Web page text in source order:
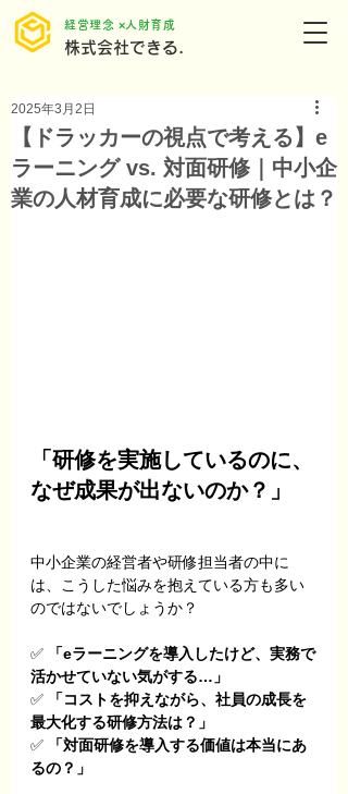
株式会社できる.
​経営理念 ×人財育成
【ドラッカーの視点で考える】e
ラーニング vs. 対面研修｜中小企
業の人材育成に必要な研修とは？
2025年3月2日
「研修を実施しているのに、
なぜ成果が出ないのか？」
中小企業の経営者や研修担当者の中に
は、こうした悩みを抱えている方も多い
のではないでしょうか？
✅
「eラーニングを導入したけど、実務で
活かせていない気がする…」
✅
「コストを抑えながら、社員の成長を
最大化する研修方法は？」
✅
「対面研修を導入する価値は本当にあ
るの？」